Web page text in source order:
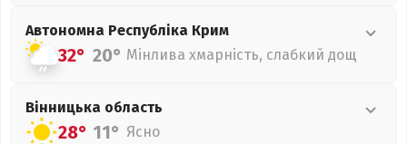
Автономна Республіка Крим
32° 20° Мінлива хмарність, слабкий дощ
Вінницька область
28° 11° Ясно